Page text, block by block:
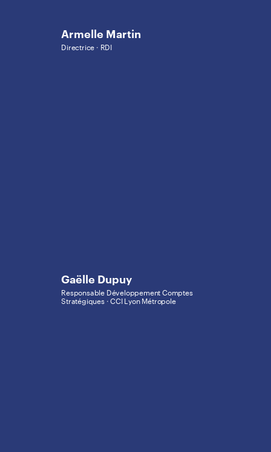
Armelle Martin
Directrice · RDI
Gaëlle Dupuy
Responsable Développement Comptes
Stratégiques · CCI Lyon Métropole